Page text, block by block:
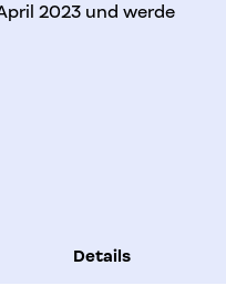
2023 und werde
Details